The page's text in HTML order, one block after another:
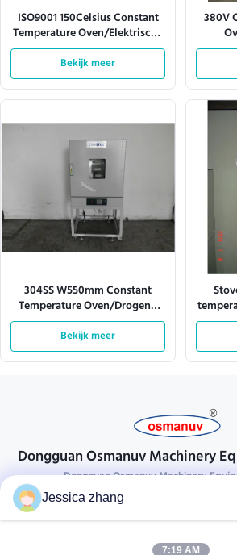
ISO9001 150Celsius Constant
Temperature Oven/Elektrische
Droogoven
Bekijk meer
380V
304SS W550mm Constant
Temperature Oven/Drogend
Oven Industrial
Bekijk meer
met
Dongguan Osmanuv Machinery
Dongguan Osmanuv Machinery
Neem contact op.
28 tweede industrieel, wei van Liu chong,
Jessica zhang
7:19 AM